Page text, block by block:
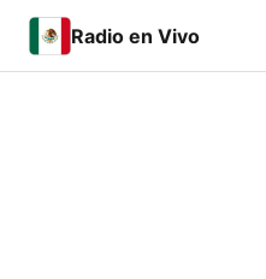
Radio en Vivo